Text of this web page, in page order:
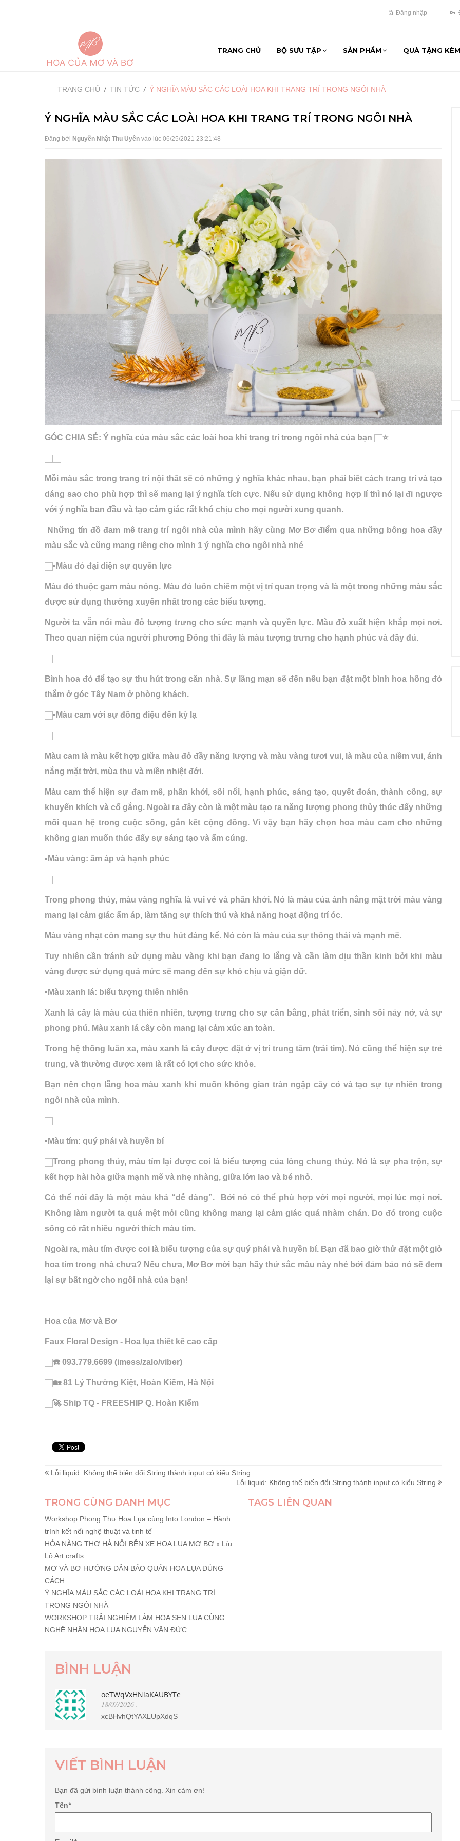
Đăng nhập
TRANG CHỦ BỘ SƯU TẬP SẢN PHẨM QUÀ TẶNG KÈM
TRANG CHỦ TIN TỨC Ý NGHĨA MÀU SẮC CÁC LOÀI HOA KHI TRANG TRÍ TRONG NGÔI NHÀ
Ý NGHĨA MÀU SẮC CÁC LOÀI HOA KHI TRANG TRÍ TRONG NGÔI NHÀ
Đăng bởi Nguyễn Nhật Thu Uyên vào lúc 06/25/2021 23:21:48
GÓC CHIA SẺ: Ý nghĩa của màu sắc các loài hoa khi trang trí trong ngôi nhà của bạn ⭐️
Mỗi màu sắc trong trang trí nội thất sẽ có những ý nghĩa khác nhau, bạn phải biết cách trang trí và tạo
dáng sao cho phù hợp thì sẽ mang lại ý nghĩa tích cực. Nếu sử dụng không hợp lí thì nó lại đi ngược
với ý nghĩa ban đầu và tạo cảm giác rất khó chịu cho mọi người xung quanh.
Những tín đồ đam mê trang trí ngôi nhà của mình hãy cùng Mơ Bơ điểm qua những bông hoa đầy
màu sắc và cũng mang riêng cho mình 1 ý nghĩa cho ngôi nhà nhé
▪️Màu đỏ đại diện sự quyền lực
Màu đỏ thuộc gam màu nóng. Màu đỏ luôn chiếm một vị trí quan trọng và là một trong những màu sắc
được sử dụng thường xuyên nhất trong các biểu tượng.
Người ta vẫn nói màu đỏ tượng trưng cho sức mạnh và quyền lực. Màu đỏ xuất hiện khắp mọi nơi.
Theo quan niệm của người phương Đông thì đây là màu tượng trưng cho hạnh phúc và đầy đủ.
Bình hoa đỏ để tạo sự thu hút trong căn nhà. Sự lãng mạn sẽ đến nếu bạn đặt một bình hoa hồng đỏ
thắm ở góc Tây Nam ở phòng khách.
▪️Màu cam với sự đồng điệu đến kỳ lạ
Màu cam là màu kết hợp giữa màu đỏ đầy năng lượng và màu vàng tươi vui, là màu của niềm vui, ánh
nắng mặt trời, mùa thu và miền nhiệt đới.
Màu cam thể hiện sự đam mê, phấn khởi, sôi nổi, hạnh phúc, sáng tạo, quyết đoán, thành công, sự
khuyến khích và cố gắng. Ngoài ra đây còn là một màu tạo ra năng lượng phong thủy thúc đẩy những
mối quan hệ trong cuộc sống, gắn kết cộng đồng. Vì vậy bạn hãy chọn hoa màu cam cho những
không gian muốn thúc đẩy sự sáng tạo và ấm cúng.
▪️Màu vàng: ấm áp và hạnh phúc
Trong phong thủy, màu vàng nghĩa là vui vẻ và phấn khởi. Nó là màu của ánh nắng mặt trời màu vàng
mang lại cảm giác ấm áp, làm tăng sự thích thú và khả năng hoạt động trí óc.
Màu vàng nhạt còn mang sự thu hút đáng kể. Nó còn là màu của sự thông thái và mạnh mẽ.
Tuy nhiên cần tránh sử dụng màu vàng khi bạn đang lo lắng và cần làm dịu thần kinh bởi khi màu
vàng được sử dụng quá mức sẽ mang đến sự khó chịu và giận dữ.
▪️Màu xanh lá: biểu tượng thiên nhiên
Xanh lá cây là màu của thiên nhiên, tượng trưng cho sự cân bằng, phát triển, sinh sôi nảy nở, và sự
phong phú. Màu xanh lá cây còn mang lại cảm xúc an toàn.
Trong hệ thống luân xa, màu xanh lá cây được đặt ở vị trí trung tâm (trái tim). Nó cũng thể hiện sự trẻ
trung, và thường được xem là rất có lợi cho sức khỏe.
Bạn nên chọn lẵng hoa màu xanh khi muốn không gian tràn ngập cây cỏ và tạo sự tự nhiên trong
ngôi nhà của mình.
▪️Màu tím: quý phái và huyền bí
Trong phong thủy, màu tím lại được coi là biểu tượng của lòng chung thủy. Nó là sự pha trộn, sự
kết hợp hài hòa giữa mạnh mẽ và nhẹ nhàng, giữa lớn lao và bé nhỏ.
Có thể nói đây là một màu khá “dễ dàng”. Bởi nó có thể phù hợp với mọi người, mọi lúc mọi nơi.
Không làm người ta quá mệt mỏi cũng không mang lại cảm giác quá nhàm chán. Do đó trong cuộc
sống có rất nhiều người thích màu tím.
Ngoài ra, màu tím được coi là biểu tượng của sự quý phái và huyền bí. Bạn đã bao giờ thử đặt một giỏ
hoa tím trong nhà chưa? Nếu chưa, Mơ Bơ mời bạn hãy thử sắc màu này nhé bởi đảm bảo nó sẽ đem
lại sự bất ngờ cho ngôi nhà của bạn!
Hoa của Mơ và Bơ
Faux Floral Design - Hoa lụa thiết kế cao cấp
☎️ 093.779.6699 (imess/zalo/viber)
🏡 81 Lý Thường Kiệt, Hoàn Kiếm, Hà Nội
🚀 Ship TQ - FREESHIP Q. Hoàn Kiếm
Lỗi liquid: Không thể biến đổi String thành input có kiểu String
Lỗi liquid: Không thể biến đổi String thành input có kiểu String
TRONG CÙNG DANH MỤC
Workshop Phong Thư Hoa Lụa cùng Into London – Hành
trình kết nối nghệ thuật và tinh tế
HÓA NÀNG THƠ HÀ NỘI BÊN XE HOA LỤA MƠ BƠ x Líu
Lô Art crafts
MƠ VÀ BƠ HƯỚNG DẪN BẢO QUẢN HOA LỤA ĐÚNG
CÁCH
Ý NGHĨA MÀU SẮC CÁC LOÀI HOA KHI TRANG TRÍ
TRONG NGÔI NHÀ
WORKSHOP TRẢI NGHIỆM LÀM HOA SEN LỤA CÙNG
NGHỆ NHÂN HOA LỤA NGUYỄN VĂN ĐỨC
TAGS LIÊN QUAN
BÌNH LUẬN
oeTWqVxHNlaKAUBYTe
18/07/2026 .
xcBHvhQtYAXLUpXdqS
VIẾT BÌNH LUẬN
Bạn đã gửi bình luận thành công. Xin cảm ơn!
Tên*